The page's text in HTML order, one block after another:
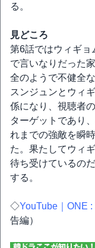
る。
見どころ
第6話ではウィギョ
で言いなりだった
全のようで不健全
スンジュンとウィ
係になり、視聴者
ターゲットであり
れまでの強敵を瞬
た。果たしてウィ
待ち受けているの
する。
◇YouTube｜ONE
告編）